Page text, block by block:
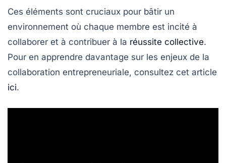
Ces éléments sont cruciaux pour bâtir un
environnement où chaque membre est incité à
collaborer et à contribuer à la réussite collective.
Pour en apprendre davantage sur les enjeux de la
collaboration entrepreneuriale, consultez cet article
ici.